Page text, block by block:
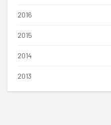
2016
2015
2014
2013